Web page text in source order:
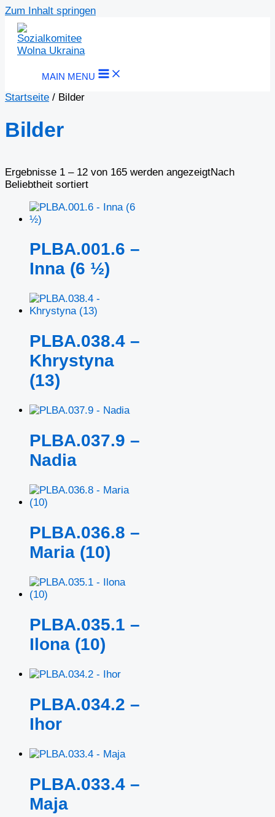
Zum Inhalt springen
MAIN MENU
Startseite / Bilder
Bilder
Ergebnisse 1 – 12 von 165 werden angezeigtNach
Beliebtheit sortiert
PLBA.001.6 –
Inna (6 ½)
PLBA.038.4 –
Khrystyna
(13)
PLBA.037.9 –
Nadia
PLBA.036.8 –
Maria (10)
PLBA.035.1 –
Ilona (10)
PLBA.034.2 –
Ihor
PLBA.033.4 –
Maja